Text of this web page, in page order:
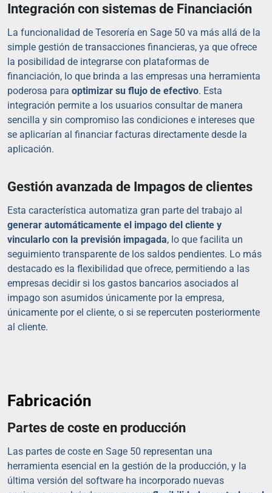
Integración con sistemas de Financiación
La funcionalidad de Tesorería en Sage 50 va más allá de la
simple gestión de transacciones financieras, ya que ofrece
la posibilidad de integrarse con plataformas de
financiación, lo que brinda a las empresas una herramienta
poderosa para optimizar su flujo de efectivo. Esta
integración permite a los usuarios consultar de manera
sencilla y sin compromiso las condiciones e intereses que
se aplicarían al financiar facturas directamente desde la
aplicación.
Gestión avanzada de Impagos de clientes
Esta característica automatiza gran parte del trabajo al
generar automáticamente el impago del cliente y
vincularlo con la previsión impagada, lo que facilita un
seguimiento transparente de los saldos pendientes. Lo más
destacado es la flexibilidad que ofrece, permitiendo a las
empresas decidir si los gastos bancarios asociados al
impago son asumidos únicamente por la empresa,
únicamente por el cliente, o si se repercuten posteriormente
al cliente.
Fabricación
Partes de coste en producción
Las partes de coste en Sage 50 representan una
herramienta esencial en la gestión de la producción, y la
última versión del software ha incorporado nuevas